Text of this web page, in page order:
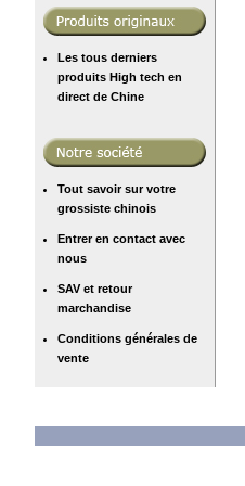
Les tous derniers
produits High tech en
direct de Chine
Tout savoir sur votre
grossiste chinois
Entrer en contact avec
nous
SAV et retour
marchandise
Conditions générales de
vente